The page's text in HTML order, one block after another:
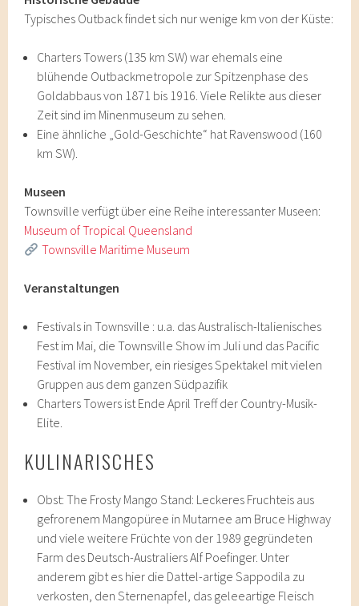
Typisches Outback findet sich nur wenige km von der Küste:
Charters Towers (135 km SW) war ehemals eine
blühende Outbackmetropole zur Spitzenphase des
Goldabbaus von 1871 bis 1916. Viele Relikte aus dieser
Zeit sind im Minenmuseum zu sehen.
Eine ähnliche „Gold-Geschichte“ hat Ravenswood (160
km SW).
Museen
Townsville verfügt über eine Reihe interessanter Museen:
Museum of Tropical Queensland
Townsville Maritime Museum
Veranstaltungen
Festivals in Townsville : u.a. das Australisch-Italienisches
Fest im Mai, die Townsville Show im Juli und das Pacific
Festival im November, ein riesiges Spektakel mit vielen
Gruppen aus dem ganzen Südpazifik
Charters Towers ist Ende April Treff der Country-Musik-
Elite.
KULINARISCHES
Obst: The Frosty Mango Stand: Leckeres Fruchteis aus
gefrorenem Mangopüree in Mutarnee am Bruce Highway
und viele weitere Früchte von der 1989 gegründeten
Farm des Deutsch-Australiers Alf Poefinger. Unter
anderem gibt es hier die Dattel-artige Sappodila zu
verkosten, den Sternenapfel, das geleeartige Fleisch